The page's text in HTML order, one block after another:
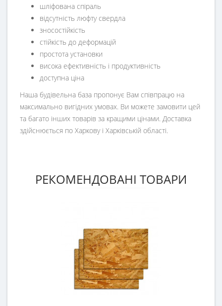
шліфована спіраль
відсутність люфту свердла
зносостійкість
стійкість до деформацій
простота установки
висока ефективність і продуктивність
доступна ціна
Наша будівельна база пропонує Вам співпрацю на
максимально вигідних умовах. Ви можете замовити цей
та багато інших товарів за кращими цінами. Доставка
здійснюється по Харкову і Харківській області.
РЕКОМЕНДОВАНІ ТОВАРИ